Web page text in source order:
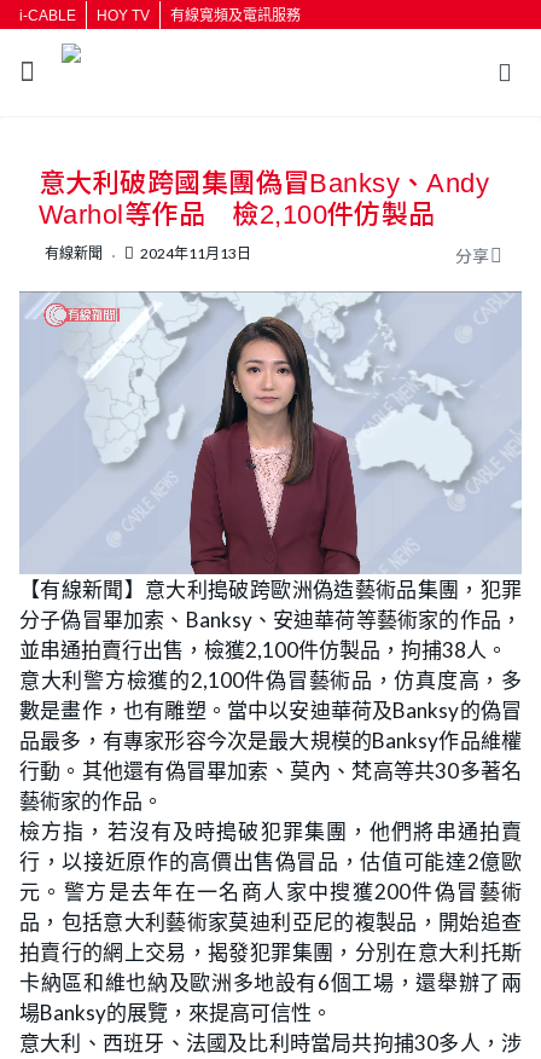
i-CABLE HOY TV 有線寬頻及電訊服務
按輸入鍵開始搜尋
意大利破跨國集團偽冒Banksy、Andy
Warhol等作品 檢2,100件仿製品
有線新聞 2024年11月13日 分享
n
m
t
e
o
a
d
e
d
7
.
9
3
%
【有線新聞】意大利搗破跨歐洲偽造藝術品集團，犯罪
分子偽冒畢加索、Banksy、安迪華荷等藝術家的作品，
並串通拍賣行出售，檢獲2,100件仿製品，拘捕38人。
意大利警方檢獲的2,100件偽冒藝術品，仿真度高，多
數是畫作，也有雕塑。當中以安迪華荷及Banksy的偽冒
品最多，有專家形容今次是最大規模的Banksy作品維權
行動。其他還有偽冒畢加索、莫內、梵高等共30多著名
藝術家的作品。
檢方指，若沒有及時搗破犯罪集團，他們將串通拍賣
行，以接近原作的高價出售偽冒品，估值可能達2億歐
元。警方是去年在一名商人家中搜獲200件偽冒藝術
品，包括意大利藝術家莫迪利亞尼的複製品，開始追查
拍賣行的網上交易，揭發犯罪集團，分別在意大利托斯
卡納區和維也納及歐洲多地設有6個工場，還舉辦了兩
場Banksy的展覽，來提高可信性。
意大利、西班牙、法國及比利時當局共拘捕30多人，涉